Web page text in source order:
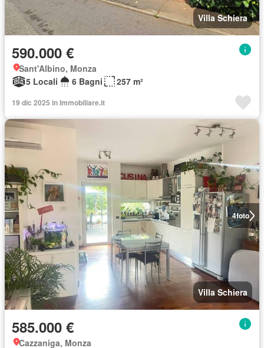
Villa Schiera
590.000 €
Sant'Albino, Monza
5 Locali
6 Bagni 257 m²
19 dic 2025 in Immobiliare.it
4foto
Villa Schiera
585.000 €
Cazzaniga, Monza